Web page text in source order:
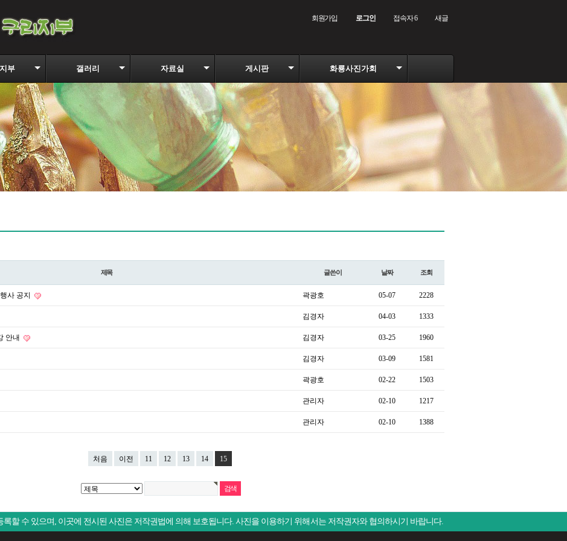
회원가입 로그인 접속자 6 새글
부 갤러리 자료실 게시판 화룡사진가회
제목 글쓴이 날짜 조회
사 공지 곽광호 05-07 2228
김경자 04-03 1333
안내 김경자 03-25 1960
김경자 03-09 1581
곽광호 02-22 1503
관리자 02-10 1217
관리자 02-10 1388
처음 이전 11 12 13 14 15
할 수 있으며, 이곳에 전시된 사진은 저작권법에 의해 보호됩니다. 사진을 이용하기 위해서는 저작권자와 협의하시기 바랍니다.